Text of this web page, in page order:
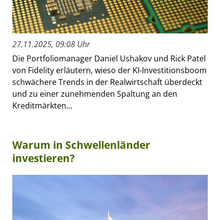
27.11.2025, 09:08 Uhr
Die Portfoliomanager Daniel Ushakov und Rick Patel
von Fidelity erläutern, wieso der KI-Investitionsboom
schwächere Trends in der Realwirtschaft überdeckt
und zu einer zunehmenden Spaltung an den
Kreditmärkten...
Warum in Schwellenländer
investieren?